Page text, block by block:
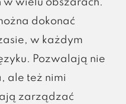
w wielu obszarach.
dokonać
w każdym
Pozwalają nie
ale też nimi
zarządzać